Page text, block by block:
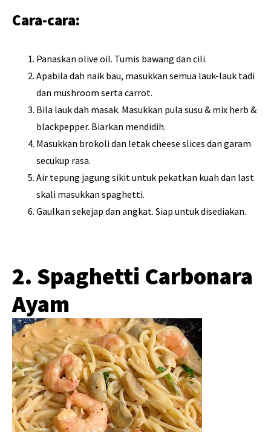
Cara-cara:
Panaskan olive oil. Tumis bawang dan cili.
Apabila dah naik bau, masukkan semua lauk-lauk tadi
dan mushroom serta carrot.
Bila lauk dah masak. Masukkan pula susu & mix herb &
blackpepper. Biarkan mendidih.
Masukkan brokoli dan letak cheese slices dan garam
secukup rasa.
Air tepung jagung sikit untuk pekatkan kuah dan last
skali masukkan spaghetti.
Gaulkan sekejap dan angkat. Siap untuk disediakan.
2. Spaghetti Carbonara
Ayam